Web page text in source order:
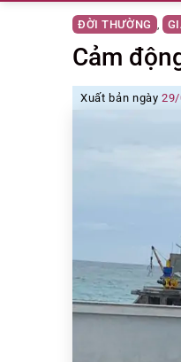
ĐỜI THƯỜNG ,
Cảm
Xuất bản ngày